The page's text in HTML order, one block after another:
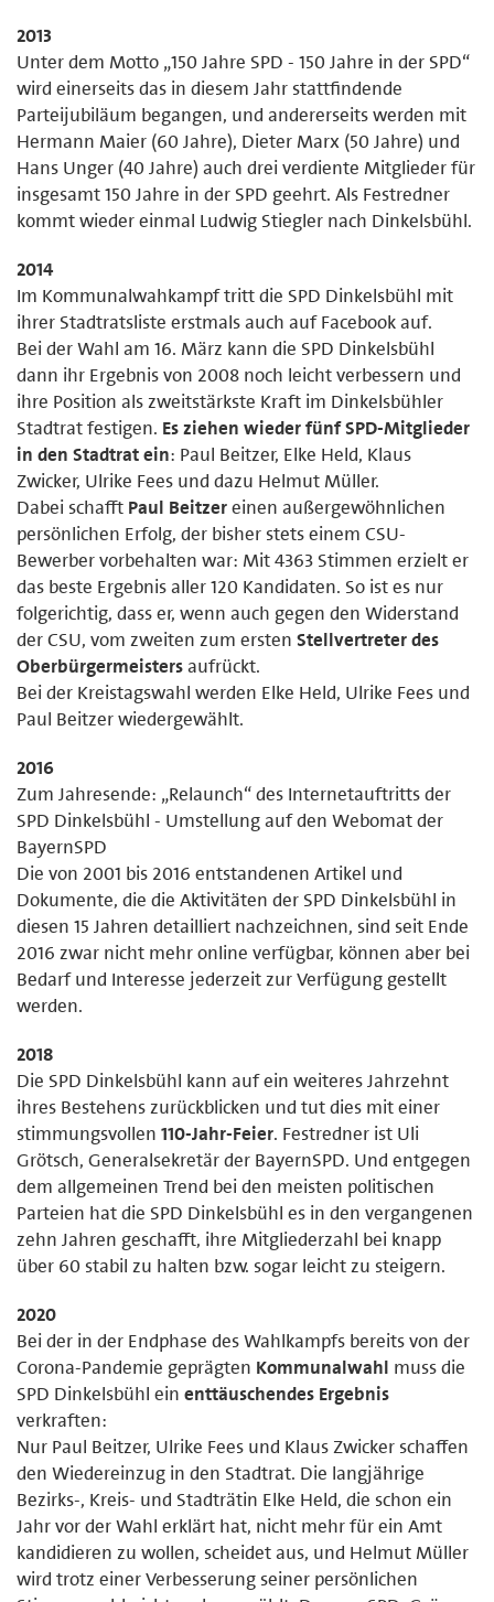
2013
Unter dem Motto „150 Jahre SPD - 150 Jahre in der SPD“
wird einerseits das in diesem Jahr stattfindende
Parteijubiläum begangen, und andererseits werden mit
Hermann Maier (60 Jahre), Dieter Marx (50 Jahre) und
Hans Unger (40 Jahre) auch drei verdiente Mitglieder für
insgesamt 150 Jahre in der SPD geehrt. Als Festredner
kommt wieder einmal Ludwig Stiegler nach Dinkelsbühl.
2014
Im Kommunalwahkampf tritt die SPD Dinkelsbühl mit
ihrer Stadtratsliste erstmals auch auf Facebook auf.
Bei der Wahl am 16. März kann die SPD Dinkelsbühl
dann ihr Ergebnis von 2008 noch leicht verbessern und
ihre Position als zweitstärkste Kraft im Dinkelsbühler
Stadtrat festigen. Es ziehen wieder fünf SPD-Mitglieder
in den Stadtrat ein: Paul Beitzer, Elke Held, Klaus
Zwicker, Ulrike Fees und dazu Helmut Müller.
Dabei schafft Paul Beitzereinen außergewöhnlichen
persönlichen Erfolg, der bisher stets einem CSU-
Bewerber vorbehalten war: Mit 4363 Stimmen erzielt er
das beste Ergebnis aller 120 Kandidaten. So ist es nur
folgerichtig, dass er, wenn auch gegen den Widerstand
der CSU, vom zweiten zum ersten Stellvertreter des
Oberbürgermeistersaufrückt.
Bei der Kreistagswahl werden Elke Held, Ulrike Fees und
Paul Beitzer wiedergewählt.
2016
Zum Jahresende: „Relaunch“ des Internetauftritts der
SPD Dinkelsbühl - Umstellung auf den Webomat der
BayernSPD
Die von 2001 bis 2016 entstandenen Artikel und
Dokumente, die die Aktivitäten der SPD Dinkelsbühl in
diesen 15 Jahren detailliert nachzeichnen, sind seit Ende
2016 zwar nicht mehr online verfügbar, können aber bei
Bedarf und Interesse jederzeit zur Verfügung gestellt
werden.
2018
Die SPD Dinkelsbühl kann auf ein weiteres Jahrzehnt
ihres Bestehens zurückblicken und tut dies mit einer
stimmungsvollen 110-Jahr-Feier. Festredner ist Uli
Grötsch, Generalsekretär der BayernSPD. Und entgegen
dem allgemeinen Trend bei den meisten politischen
Parteien hat die SPD Dinkelsbühl es in den vergangenen
zehn Jahren geschafft, ihre Mitgliederzahl bei knapp
über 60 stabil zu halten bzw. sogar leicht zu steigern.
2020
Bei der in der Endphase des Wahlkampfs bereits von der
Corona-Pandemie geprägten Kommunalwahl muss die
SPD Dinkelsbühl ein enttäuschendes Ergebnis
verkraften:
Nur Paul Beitzer, Ulrike Fees und Klaus Zwicker schaffen
den Wiedereinzug in den Stadtrat. Die langjährige
Bezirks-, Kreis- und Stadträtin Elke Held, die schon ein
Jahr vor der Wahl erklärt hat, nicht mehr für ein Amt
kandidieren zu wollen, scheidet aus, und Helmut Müller
wird trotz einer Verbesserung seiner persönlichen